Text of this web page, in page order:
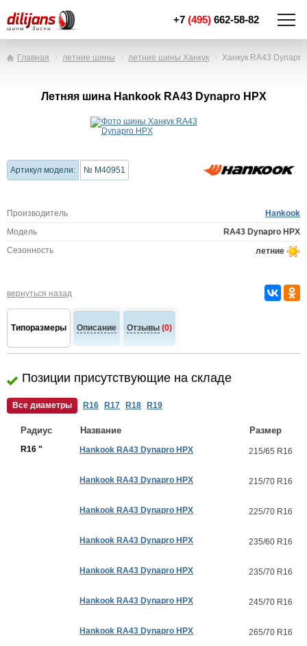
+7 (495) 662-58-82
Главная летние шины летние шины Ханкук Ханкук RA43
Летняя шина Hankook RA43 Dynapro HPX
Артикул модели: № M40951
Производитель
Hankook
Модель
RA43 Dynapro HPX
Сезонность
летние
вернуться назад
Типоразмеры Описание Отзывы (0)
Позиции присутствующие на складе
Все диаметры R16 R17 R18 R19
Радиус Название Размер
R16 " Hankook RA43 Dynapro HPX 215/65 R16
Hankook RA43 Dynapro HPX 215/70 R16
Hankook RA43 Dynapro HPX 225/70 R16
Hankook RA43 Dynapro HPX 235/60 R16
Hankook RA43 Dynapro HPX 235/70 R16
Hankook RA43 Dynapro HPX 245/70 R16
Hankook RA43 Dynapro HPX 265/70 R16